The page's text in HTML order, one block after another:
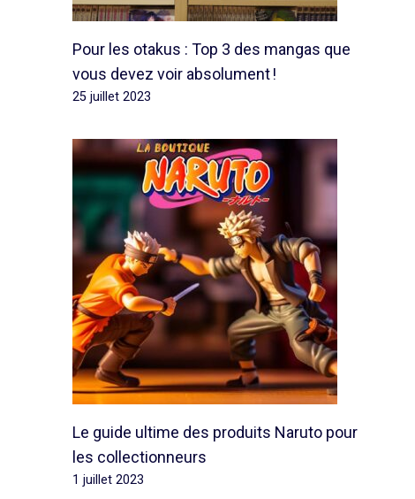
Pour les otakus : Top 3 des mangas que
vous devez voir absolument !
25 juillet 2023
Le guide ultime des produits Naruto pour
les collectionneurs
1 juillet 2023